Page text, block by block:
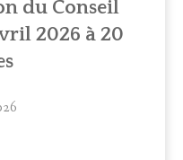
du Conseil
2026 à 20